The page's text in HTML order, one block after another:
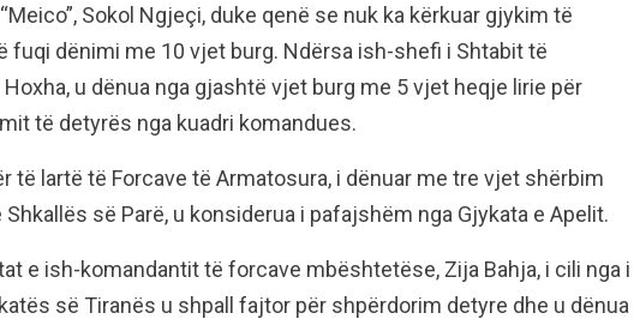
Sokol Ngjeçi, duke qenë se nuk ka kërkuar gjykim të
fuqi dënimi me 10 vjet burg. Ndërsa ish-shefi i Shtabit të
u dënua nga gjashtë vjet burg me 5 vjet heqje lirie për
të detyrës nga kuadri komandues.
të lartë të Forcave të Armatosura, i dënuar me tre vjet shërbim
Shkallës së Parë, u konsiderua i pafajshëm nga Gjykata e Apelit.
e ish-komandantit të forcave mbështetëse, Zija Bahja, i cili nga i
së Tiranës u shpall fajtor për shpërdorim detyre dhe u dënua